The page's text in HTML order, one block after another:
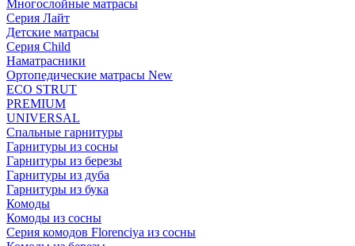
Многослойные матрасы
Серия Лайт
Детские матрасы
Серия Child
Наматрасники
Ортопедические матрасы New
ECO STRUT
PREMIUM
UNIVERSAL
Спальные гарнитуры
Гарнитуры из сосны
Гарнитуры из березы
Гарнитуры из дуба
Гарнитуры из бука
Комоды
Комоды из сосны
Серия комодов Florenciya из сосны